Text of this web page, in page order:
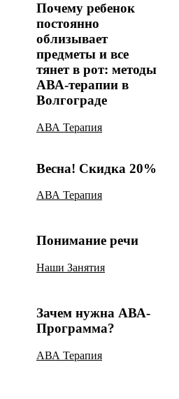
Почему ребенок
постоянно
облизывает
предметы и все
тянет в рот: методы
АВА-терапии в
Волгограде
АВА Терапия
Весна! Скидка 20%
АВА Терапия
Понимание речи
Наши Занятия
Зачем нужна АВА-
Программа?
АВА Терапия